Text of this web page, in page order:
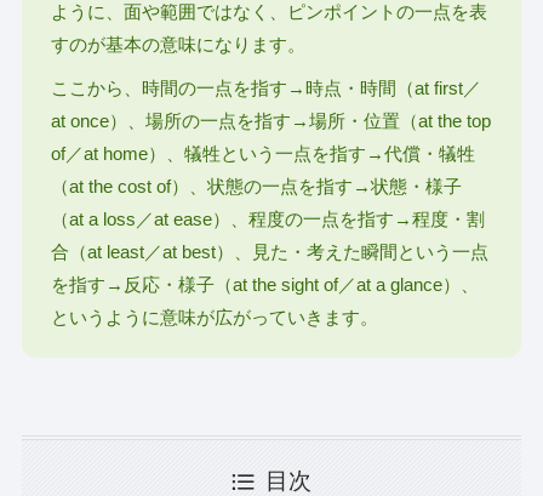
ように、面や範囲ではなく、ピンポイントの一点を表
すのが基本の意味になります。
ここから、時間の一点を指す→時点・時間（at first／
at once）、場所の一点を指す→場所・位置（at the top
of／at home）、犠牲という一点を指す→代償・犠牲
（at the cost of）、状態の一点を指す→状態・様子
（at a loss／at ease）、程度の一点を指す→程度・割
合（at least／at best）、見た・考えた瞬間という一点
を指す→反応・様子（at the sight of／at a glance）、
というように意味が広がっていきます。
目次